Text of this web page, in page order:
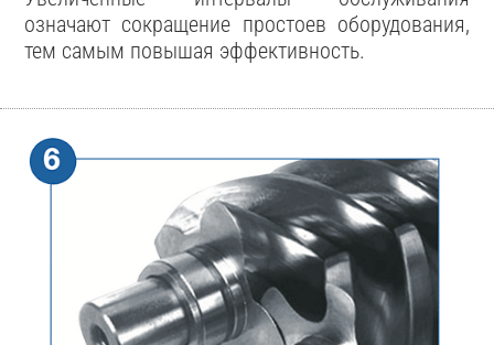
означают сокращение простоев оборудования,
тем самым повышая эффективность.